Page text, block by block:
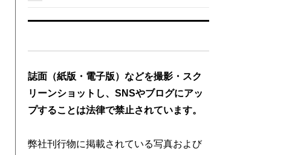
誌面（紙版・電子版）などを撮影・スク
リーンショットし、SNSやブログにアッ
プすることは法律で禁止されています。
弊社刊行物に掲載されている写真および